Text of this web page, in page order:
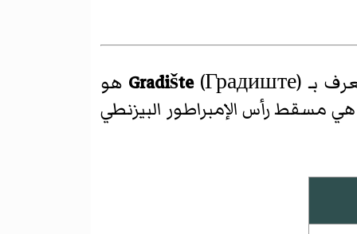
Gradište (Градиште) هو
هي مسقط رأس الإمبراطور البيزنطي